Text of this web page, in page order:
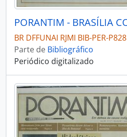
BR DFFUNAI RJMI BIB-PER-P828
Parte de Bibliográfico
Periódico digitalizado